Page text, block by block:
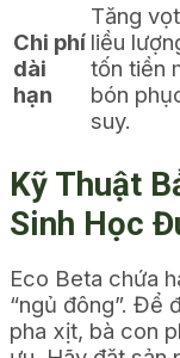
Chi phí
dài
hạn
Tăng
liều
tốn tiền
bón
suy.
Kỹ Thuật
Sinh Học
Eco Beta chứa
“ngủ đông”. Để
pha xịt, bà con